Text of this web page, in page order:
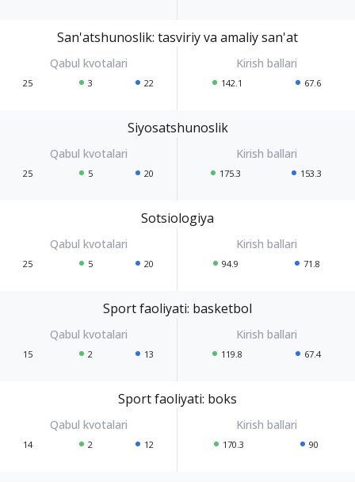
San'atshunoslik: tasviriy va amaliy san'at
25 3 22 142.1 67.6
Siyosatshunoslik
25 5 20 175.3 153.3
Sotsiologiya
25 5 20 94.9 71.8
Sport faoliyati: basketbol
15 2 13 119.8 67.4
Sport faoliyati: boks
14 2 12 170.3 90